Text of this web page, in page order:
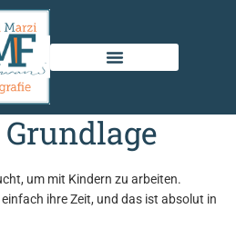
um mit Kindern zu arbeiten.
ihre Zeit, und das ist absolut in